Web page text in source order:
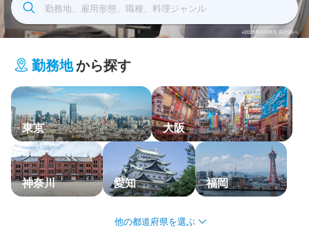
マイページ管理
閲覧履歴
気になる求人
検索履歴・保存した条件
応募履歴
WEB履歴書
勤務地、雇用形態、職種、料理ジャンル
※2025年9月時点 自社調べ
勤務地から探す
東京 大阪
神奈川 愛知 福岡